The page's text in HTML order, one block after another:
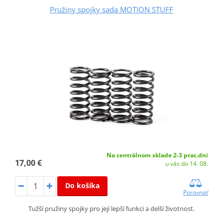
Pružiny spojky sada MOTION STUFF
17,00 €
Na centrálnom sklade 2-3 prac.dni
u vás do 14. 08.
Do košíka
Porovnať
Tužší pružiny spojky pro její lepší funkci a delší životnost.